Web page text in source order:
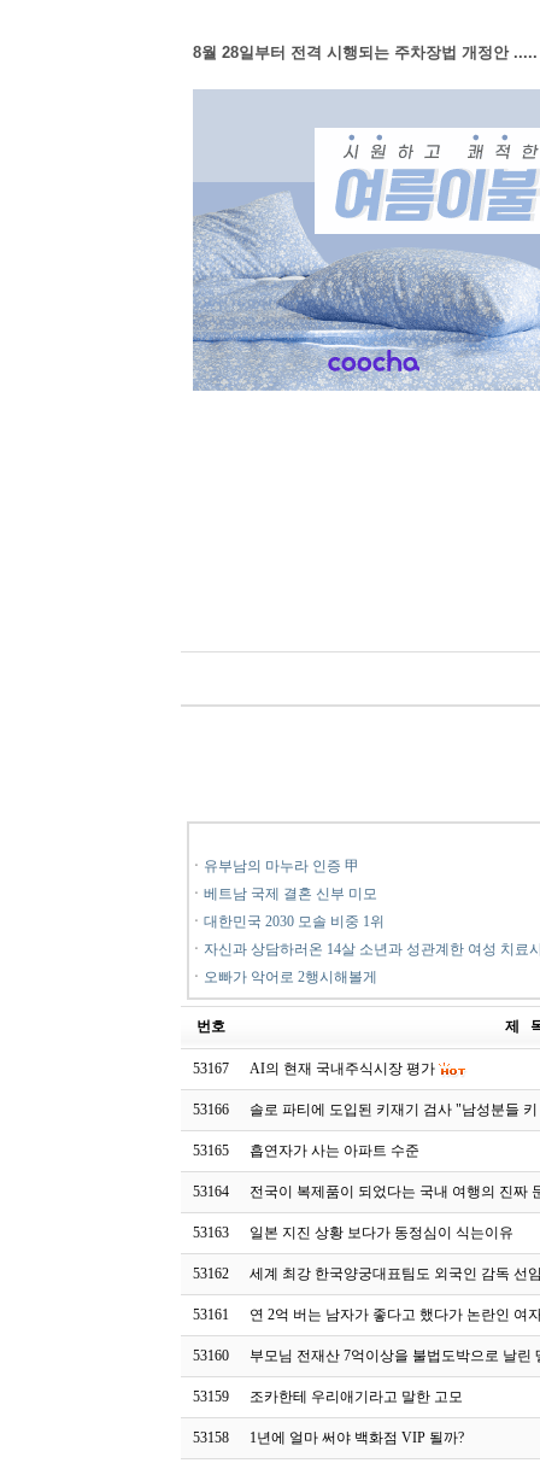
8월 28일부터 전격 시행되는 주차장법 개정안 .....
ㆍ 유부남의 마누라 인증 甲
ㆍ 베트남 국제 결혼 신부 미모
ㆍ 대한민국 2030 모솔 비중 1위
ㆍ 자신과 상담하러온 14살 소년과 성관계한 여성 치료
ㆍ 오빠가 악어로 2행시해볼게
번호 제
53167 AI의 현재 국내주식시장 평가
53166 솔로 파티에 도입된 키재기 검사 "남성분들
53165 흡연자가 사는 아파트 수준
53164 전국이 복제품이 되었다는 국내 여행의 진짜
53163 일본 지진 상황 보다가 동정심이 식는이유
53162 세계 최강 한국양궁대표팀도 외국인 감독 선
53161 연 2억 버는 남자가 좋다고 했다가 논란인 여
53160 부모님 전재산 7억이상을 불법도박으로 날린
53159 조카한테 우리애기라고 말한 고모
53158 1년에 얼마 써야 백화점 VIP 될까?